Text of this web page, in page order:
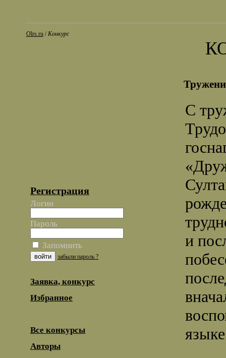
Olrs.ru/Конкурс
Регистрация
Логин
Пароль
Запомнить
забыли пароль ?
Заявка, конкурс
Избранное
Все конкурсы
Авторы
С
и